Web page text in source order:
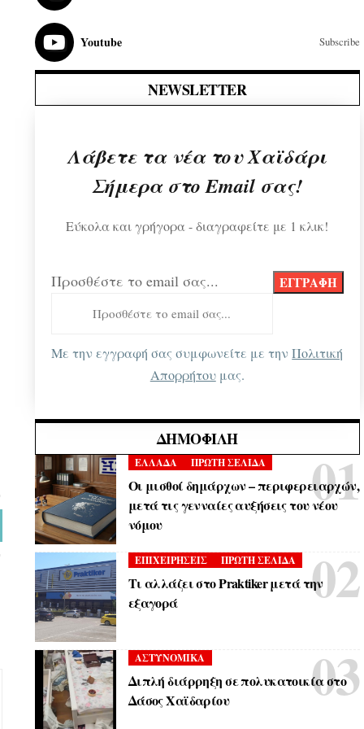
Youtube Subscribe
NEWSLETTER
Λάβετε τα νέα του Χαϊδάρι
Σήμερα στο Email σας!
Εύκολα και γρήγορα - διαγραφείτε με 1 κλικ!
Προσθέστε το email σας...
Με την εγγραφή σας συμφωνείτε με τηνΠολιτική
Απορρήτουμας.
ΔΗΜΟΦΙΛΉ
ΕΛΛΑΔΑ ΠΡΩΤΗ ΣΕΛΙΔΑ
Οι μισθοί δημάρχων – περιφερειαρχών,
μετά τις γενναίες αυξήσεις του νέου
νόμου
ΕΠΙΧΕΙΡΗΣΕΙΣ ΠΡΩΤΗ ΣΕΛΙΔΑ
Τι αλλάζει στο Praktiker μετά την
εξαγορά
ΑΣΤΥΝΟΜΙΚΑ
Διπλή διάρρηξη σε πολυκατοικία στο
Δάσος Χαϊδαρίου